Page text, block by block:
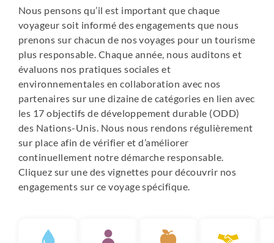
pouvant changer selon la disponibilité au moment de
votre réservation) :
Pékin : Beijing Traditional View Hotel OU Changcheng
Family Inn
Xi’an : Grand Dinasty Culture Hotel
Longsheng : Longjititian Family Inn
Yangshuo : Yangshuo Yuewu Holiday Hotel
Taxia : Huazhutingquan Inn
Hangzhou : Zhejiang Wenhua Hotel
Shanghai : Shanghai Metropark Jichen Hotel
Nous pensons qu’il est important que chaque
voyageur soit informé des engagements que nous
prenons sur chacun de nos voyages pour un tourisme
plus responsable. Chaque année, nous auditons et
évaluons nos pratiques sociales et
environnementales en collaboration avec nos
partenaires sur une dizaine de catégories en lien avec
les 17 objectifs de développement durable (ODD)
des Nations-Unis. Nous nous rendons régulièrement
sur place afin de vérifier et d’améliorer
continuellement notre démarche responsable.
Cliquez sur une des vignettes pour découvrir nos
engagements sur ce voyage spécifique.